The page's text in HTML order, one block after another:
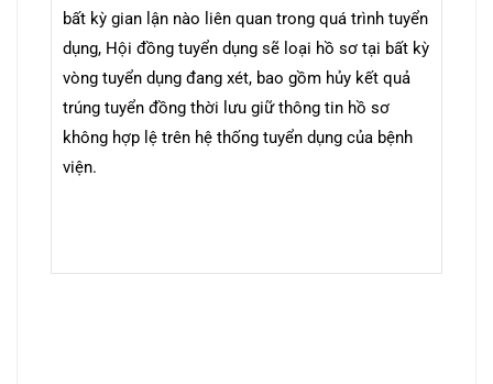
bất kỳ gian lận nào liên quan trong quá trình tuyển
dụng, Hội đồng tuyển dụng sẽ loại hồ sơ tại bất kỳ
vòng tuyển dụng đang xét, bao gồm hủy kết quả
trúng tuyển đồng thời lưu giữ thông tin hồ sơ
không hợp lệ trên hệ thống tuyển dụng của bệnh
viện.